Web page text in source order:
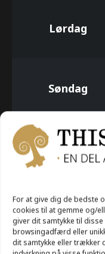
For at give dig de bedste
cookies til at gemme og/
giver dit samtykke til
browsingadfærd eller
dit samtykke eller trækker
Lørdag
Søndag